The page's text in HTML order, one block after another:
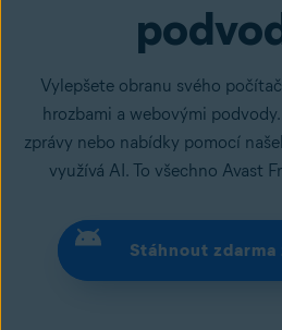
Vylepšete obranu svého
hrozbami a webovými
zprávy nebo nabídky pomocí
využívá AI. To všechno Avast
Stáhnout zdarma